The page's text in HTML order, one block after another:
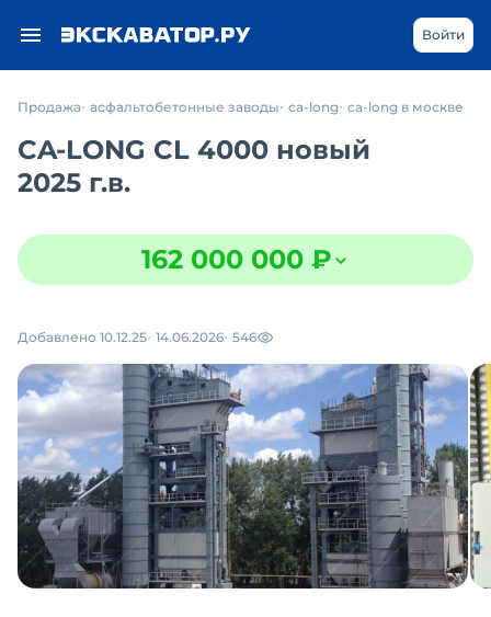
Войти
Продажа асфальтобетонные заводы ca-long ca-long в москве
CA-LONG CL 4000 новый
2025 г.в.
162 000 000 ₽
Добавлено 10.12.25 14.06.2026 546